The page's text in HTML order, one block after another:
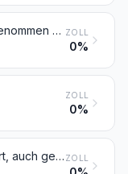
Schwefel aller Art, ausgenommen sublimierter Schwefel, gefällter Schwefel und kolloider Schwefel ZOLL
0%
ZOLL
0%
Natürliche Sande aller Art, auch gefärbt, ausgenommen metallhaltige Sande des Kapitels 26 ZOLL